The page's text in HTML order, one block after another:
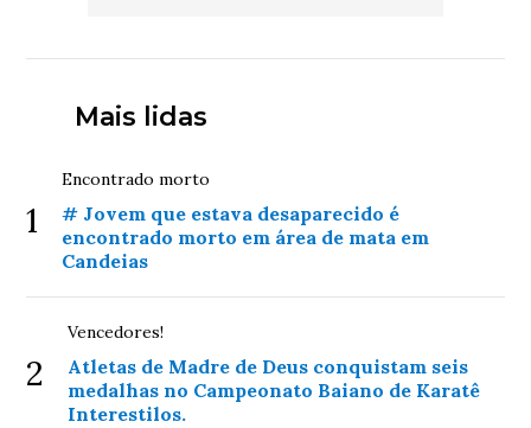
Mais lidas
1
Encontrado morto
# Jovem que estava desaparecido é
encontrado morto em área de mata em
Candeias
2
Vencedores!
Atletas de Madre de Deus conquistam seis
medalhas no Campeonato Baiano de Karatê
Interestilos.